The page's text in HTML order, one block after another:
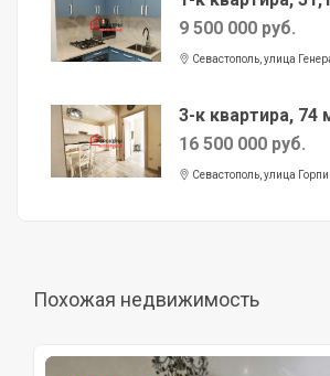
9 500 000 руб.
Севастополь, улица
3-к квартира, 74
16 500 000 руб.
Севастополь, улица
Похожая недвижимость